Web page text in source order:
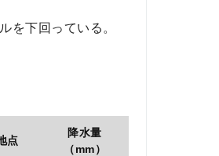
を下回っている。
点
降水量
（mm）